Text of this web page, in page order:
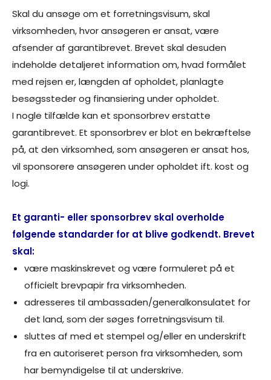
Skal du ansøge om et forretningsvisum, skal
virksomheden, hvor ansøgeren er ansat, være
afsender af garantibrevet. Brevet skal desuden
indeholde detaljeret information om, hvad formålet
med rejsen er, længden af opholdet, planlagte
besøgssteder og finansiering under opholdet.
I nogle tilfælde kan et sponsorbrev erstatte
garantibrevet. Et sponsorbrev er blot en bekræftelse
på, at den virksomhed, som ansøgeren er ansat hos,
vil sponsorere ansøgeren under opholdet ift. kost og
logi.
Et garanti- eller sponsorbrev skal overholde
følgende standarder for at blive godkendt. Brevet
skal:
være maskinskrevet og være formuleret på et
officielt brevpapir fra virksomheden.
adresseres til ambassaden/generalkonsulatet for
det land, som der søges forretningsvisum til.
sluttes af med et stempel og/eller en underskrift
fra en autoriseret person fra virksomheden, som
har bemyndigelse til at underskrive.